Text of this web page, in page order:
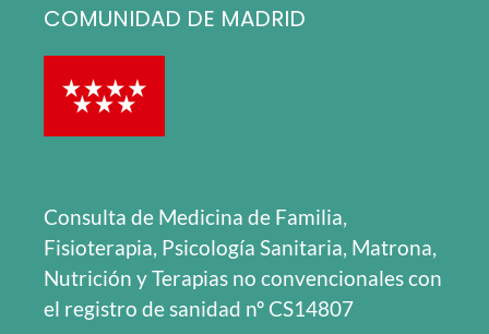
COMUNIDAD DE MADRID
Consulta de Medicina de Familia,
Fisioterapia, Psicología Sanitaria, Matrona,
Nutrición y Terapias no convencionales con
el registro de sanidad nº CS14807